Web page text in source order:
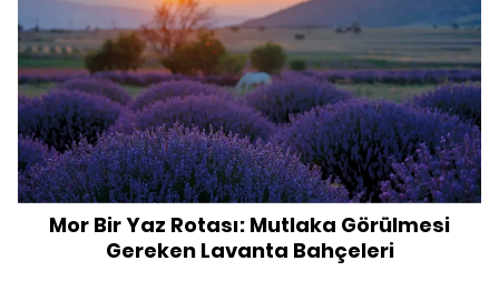
Mor Bir Yaz Rotası: Mutlaka Görülmesi
Gereken Lavanta Bahçeleri